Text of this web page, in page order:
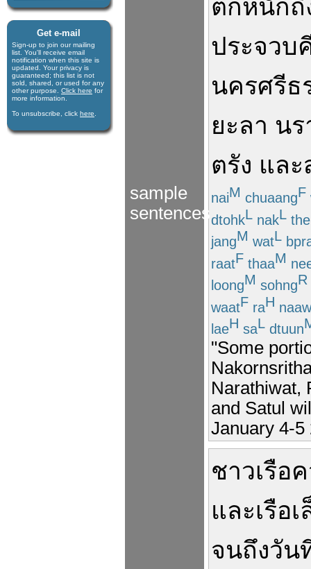
Get e-mail
Sign-up to join our mail­ing
list. You'll receive e­mail
notification when this site is
updated. Your privacy is
guaran­teed; this list is not
sold, shared, or used for any
other purpose. Click here for
more infor­mation.
To unsubscribe, click here
sample
sentences
ตกหนักถึ
ประจวบ
นครศรีธ
ยะลา นร
ตรัง และ
naiM chuaangF
dtohkL nakL
jangM watL
raatF thaaM
loongM sohngR
waatF raH
laeH saL dtuun
"Some
Narathiwat,
and Satul
January 4-5
ชาวเรือ
และเรือเ
จนถึงวัน